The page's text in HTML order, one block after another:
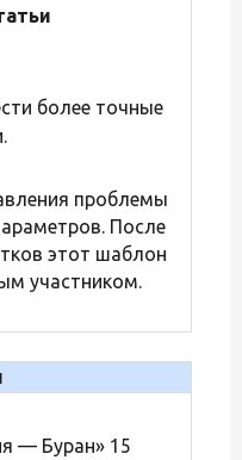
более точные
проблемы
После
этот шаблон
участником.
— Буран» 15